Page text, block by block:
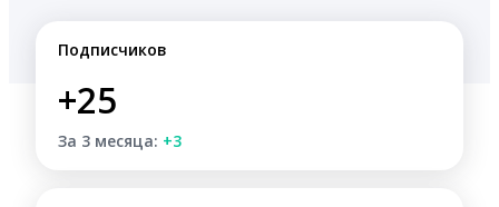
Подписчиков
+25
За 3 месяца: +3